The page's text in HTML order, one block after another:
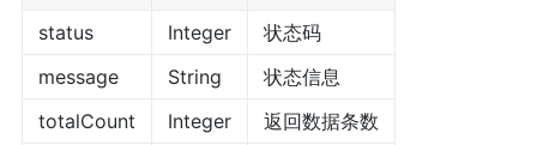
status Integer
状态码
message
String
状态信息
totalCount
Integer
返回数据条数